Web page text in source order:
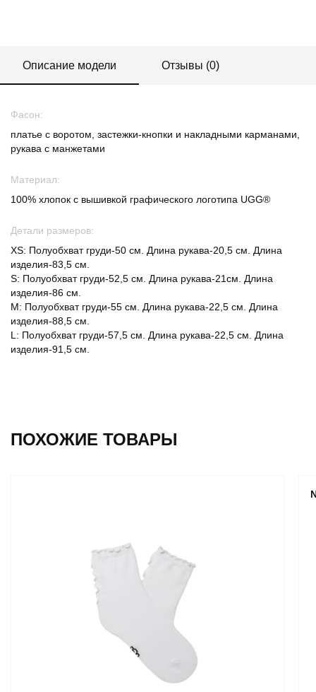
Описание модели Отзывы (0)
Фасон:
платье с воротом, застежки-кнопки и накладными карманами,
рукава с манжетами
Материал:
100% хлопок с вышивкой графического логотипа UGG®
Детали размеров:
XS: Полуобхват груди-50 см. Длина рукава-20,5 см. Длина
изделия-83,5 см.
S: Полуобхват груди-52,5 см. Длина рукава-21см. Длина
изделия-86 см.
M: Полуобхват груди-55 см. Длина рукава-22,5 см. Длина
изделия-88,5 см.
L: Полуобхват груди-57,5 см. Длина рукава-22,5 см. Длина
изделия-91,5 см.
ПОХОЖИЕ ТОВАРЫ